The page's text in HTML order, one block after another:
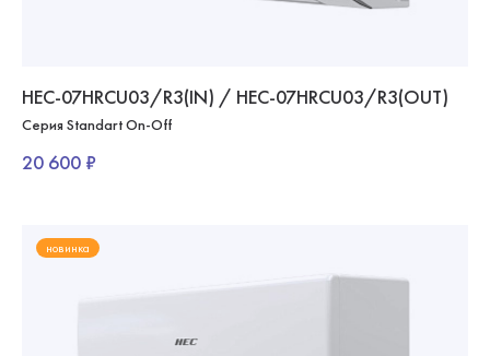
HEC-07HRCU03/R3(IN) / HEC-07HRCU03/R3(OUT)
Серия Standart On-Off
20 600 ₽
новинка